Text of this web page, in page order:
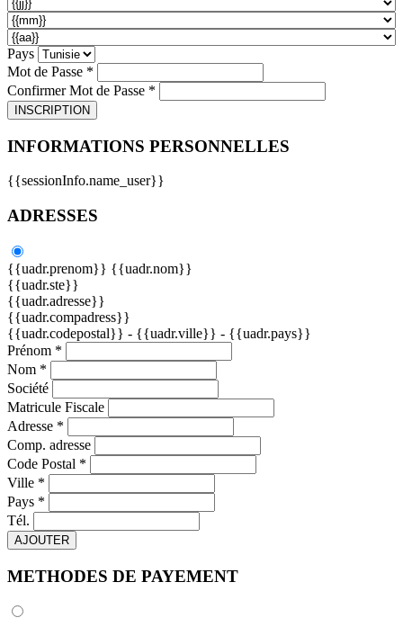
Pays
Mot de Passe *
Confirmer Mot de Passe *
INSCRIPTION
INFORMATIONS PERSONNELLES
{{sessionInfo.name_user}}
ADRESSES
{{uadr.prenom}} {{uadr.nom}}
{{uadr.ste}}
{{uadr.adresse}}
{{uadr.compadress}}
{{uadr.codepostal}} - {{uadr.ville}} - {{uadr.pays}}
Prénom *
Nom *
Société
Matricule Fiscale
Adresse *
Comp. adresse
Code Postal *
Ville *
Pays *
Tél.
AJOUTER
METHODES DE PAYEMENT